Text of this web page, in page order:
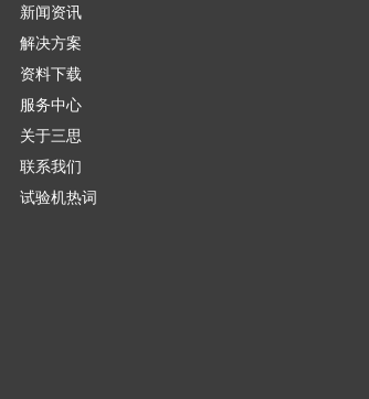
新闻资讯
解决方案
资料下载
服务中心
关于三思
联系我们
试验机热词